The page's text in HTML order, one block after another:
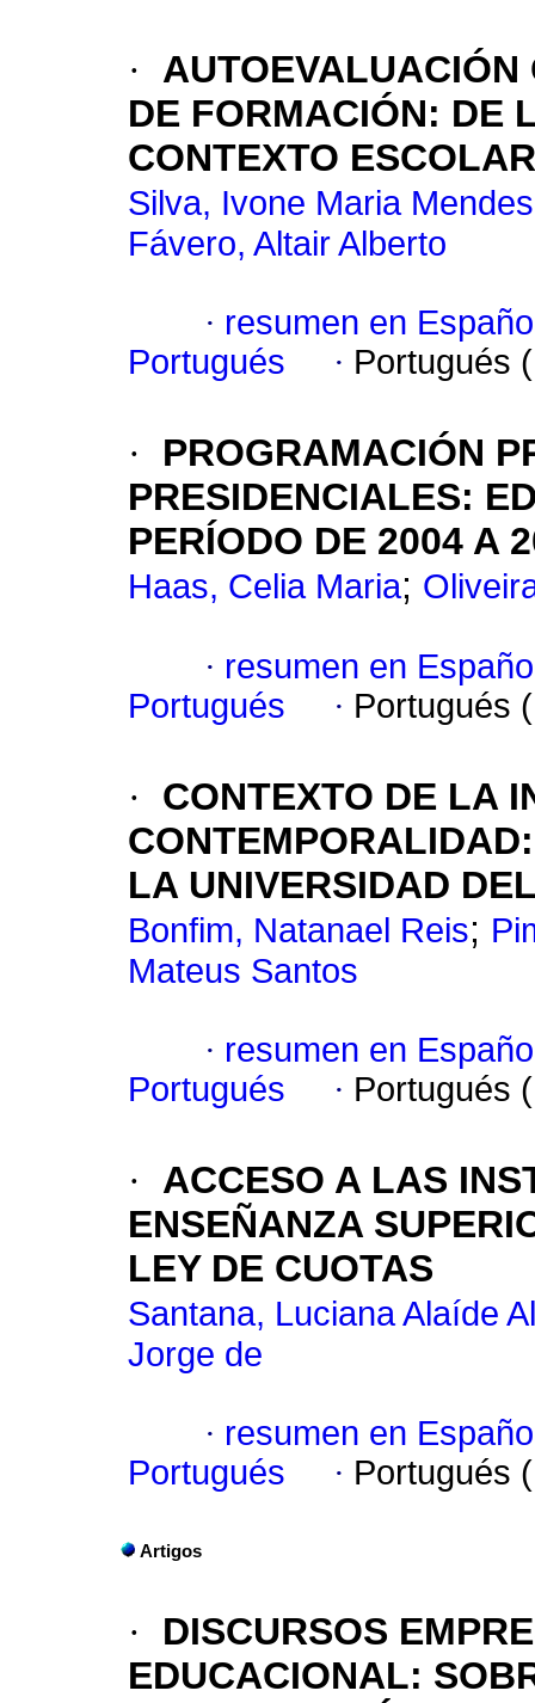
·
AUTOEVALUACIÓN
DE FORMACIÓN: DE
CONTEXTO ESCOLAR
Silva, Ivone Maria Mendes
Fávero, Altair Alberto
· resumen en
Portugués
· Portugués
·
PROGRAMACIÓN
PRESIDENCIALES:
PERÍODO DE 2004 A
Haas, Celia Maria;
· resumen en
Portugués
· Portugués
·
CONTEXTO DE LA
LA UNIVERSIDAD
Bonfim, Natanael Reis;
Mateus Santos
· resumen en
Portugués
· Portugués
·
ACCESO A LAS
ENSEÑANZA
LEY DE CUOTAS
Santana, Luciana Alaíde
Jorge de
· resumen en
Portugués
· Portugués
Artigos
·
DISCURSOS
EDUCACIONAL: